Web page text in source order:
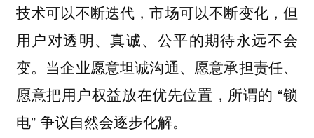
技术可以不断迭代，市场可以不断变化，但
用户对透明、真诚、公平的期待永远不会
变。当企业愿意坦诚沟通、愿意承担责任、
愿意把用户权益放在优先位置，所谓的 “锁
电” 争议自然会逐步化解。